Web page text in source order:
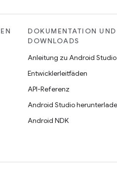
DOKUMENTATION UND
DOWNLOADS
Anleitung zu Android Studio
Entwicklerleitfäden
API-Referenz
Android Studio
Android NDK